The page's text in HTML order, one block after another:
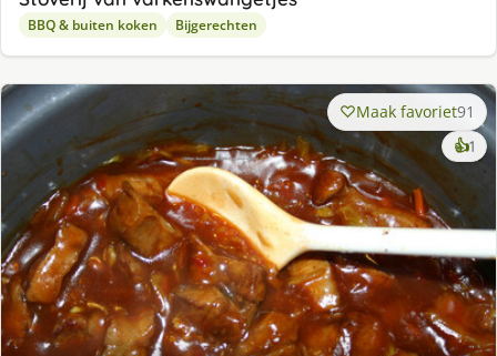
BBQ & buiten koken Bijgerechten
Maak favoriet91
👍1